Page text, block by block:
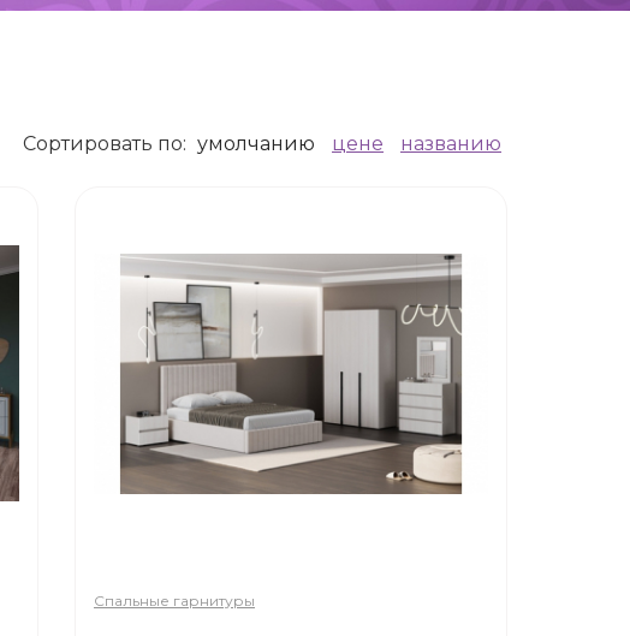
Сортировать по: умолчанию цене названию
Спальные гарнитуры